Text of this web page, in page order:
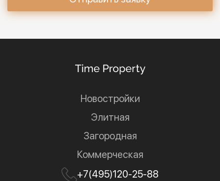
Новостройки
Элитная
Загородная
Коммерческая
+7(495)120-25-88